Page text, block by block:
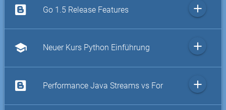
Go 1.5 Release Features add
school Neuer Kurs Python Einführung add
Performance Java Streams vs For add